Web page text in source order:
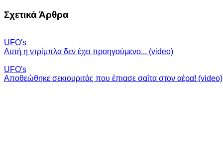
Σχετικά Άρθρα
UFO's
Αυτή η ντρίμπλα δεν έχει προηγούμενο... (video)
UFO's
Αποθεώθηκε σεκιουριτάς που έπιασε σαΐτα στον αέρα! (video)